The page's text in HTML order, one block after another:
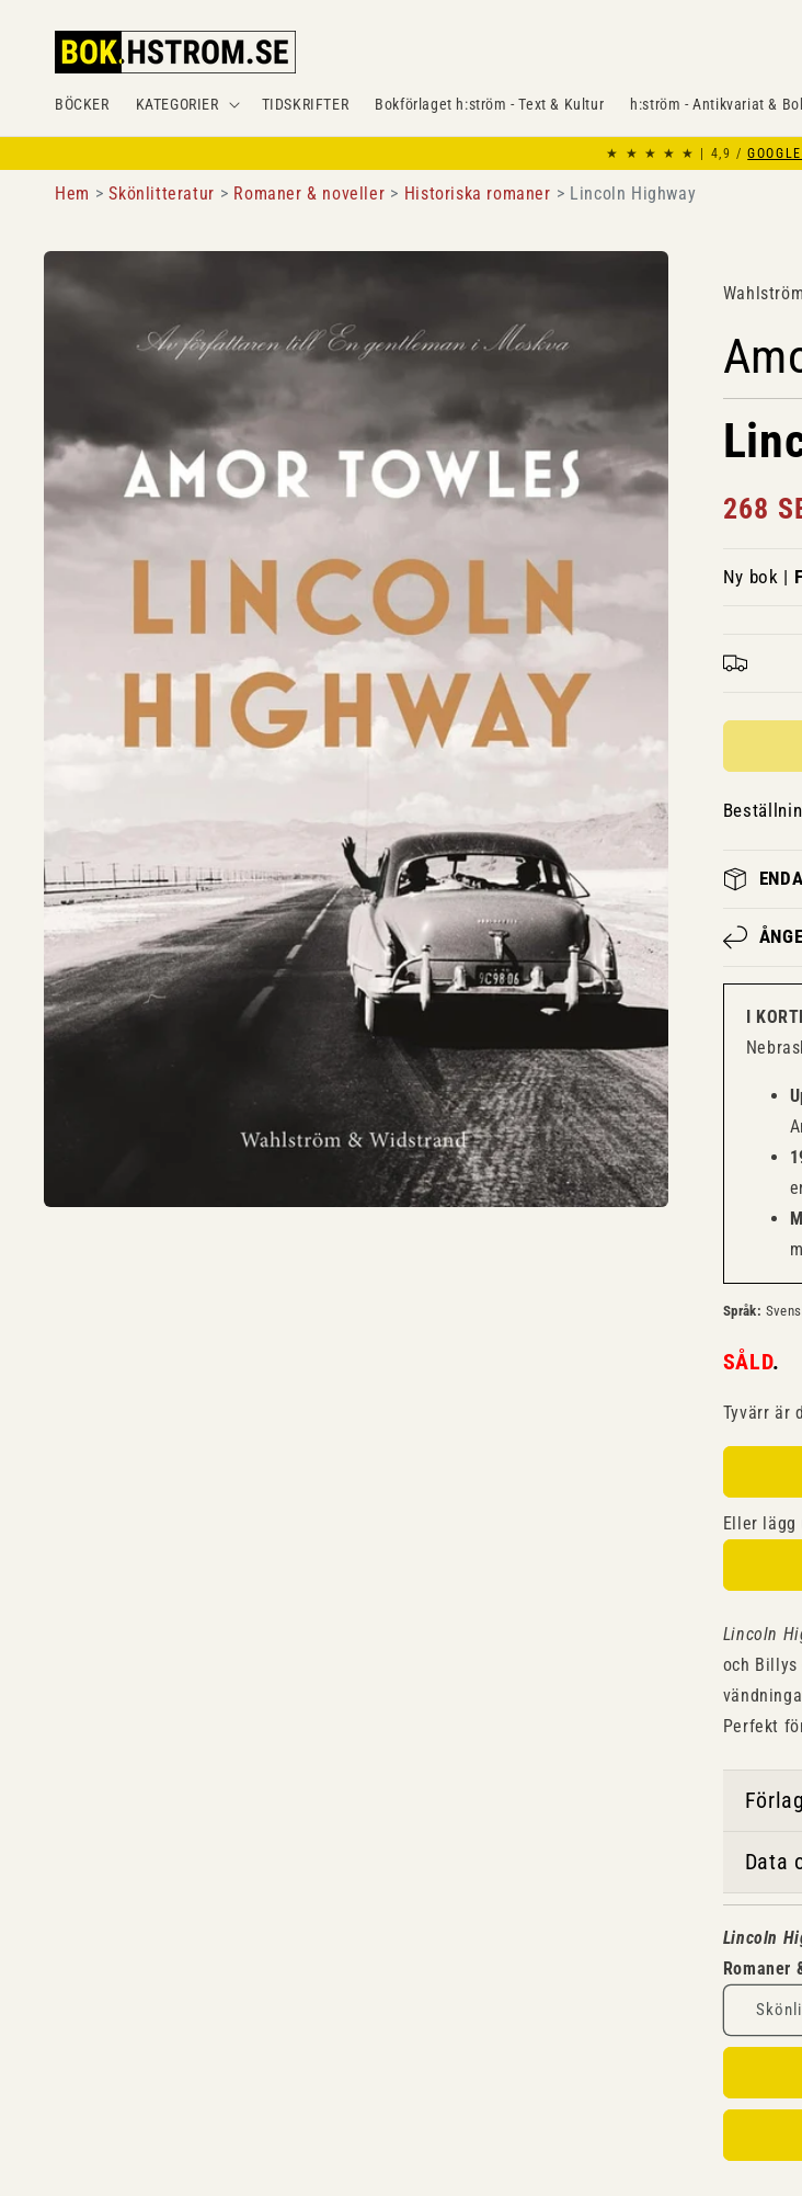
innehåll
BÖCKER KATEGORIER TIDSKRIFTER Bokförlaget h:ström - Text & Kultur h:ström - Antikvariat &
★ ★ ★ ★ ★ | 4,9 /
Hem Skönlitteratur Romaner & noveller Historiska romaner Lincoln Highway
produktinformation
268
Ny bok |
I
Språk:
SÅLD.
Tyvärr är
Eller lägg
Lincoln
och Billys
Perfekt
Data
Lincoln
Romaner